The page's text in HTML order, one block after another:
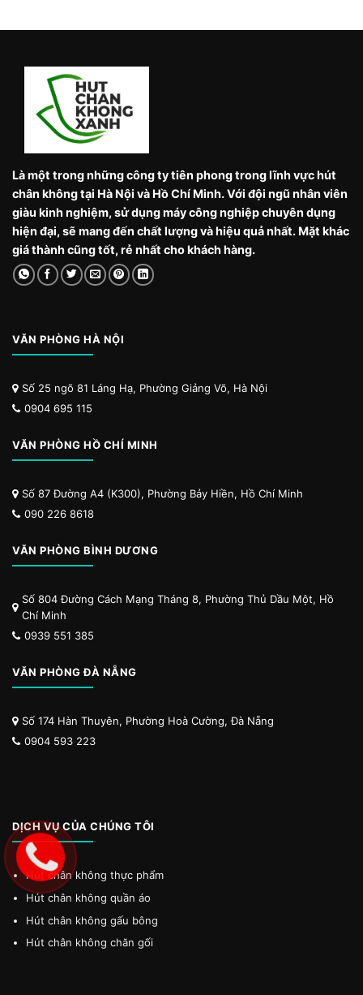
Là một trong những công ty tiên phong trong lĩnh vực hút
chân không tại Hà Nội và Hồ Chí Minh. Với đội ngũ nhân viên
giàu kinh nghiệm, sử dụng máy công nghiệp chuyên dụng
hiện đại, sẽ mang đến chất lượng và hiệu quả nhất. Mặt khác
giá thành cũng tốt, rẻ nhất cho khách hàng.
VĂN PHÒNG HÀ NỘI
Số 25 ngõ 81 Láng Hạ, Phường Giảng Võ, Hà Nội
0904 695 115
VĂN PHÒNG HỒ CHÍ MINH
Số 87 Đường A4 (K300), Phường Bảy Hiền, Hồ Chí Minh
090 226 8618
VĂN PHÒNG BÌNH DƯƠNG
Số 804 Đường Cách Mạng Tháng 8, Phường Thủ Dầu Một, Hồ
Chí Minh
0939 551 385
VĂN PHÒNG ĐÀ NẴNG
Số 174 Hàn Thuyên, Phường Hoà Cường, Đà Nẵng
0904 593 223
DỊCH VỤ CỦA CHÚNG TÔI
Hút chân không thực phẩm
Hút chân không quần áo
Hút chân không gấu bông
Hút chân không chăn gối